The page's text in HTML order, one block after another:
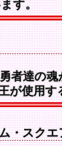
す。
達の魂
が使用す
・スクエ